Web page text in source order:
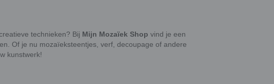
technieken? Bij Mijn Mozaïek Shop vind je een
Of je nu mozaïeksteentjes, verf, decoupage of andere
kunstwerk!